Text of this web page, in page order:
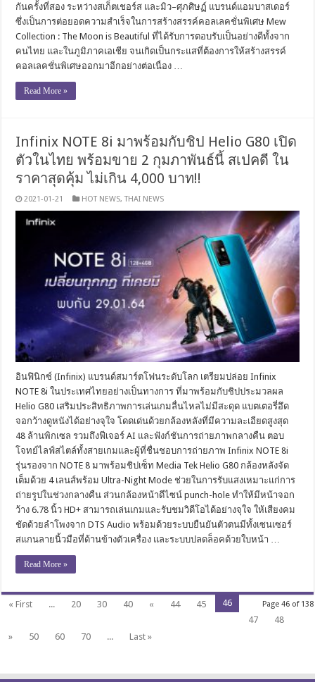
กันครั้งที่สอง ระหว่างสเก็ตเชอร์ส และมิว–ศุภศิษฏ์ แบรนด์แอมบาสเดอร์
ซึ่งเป็นการต่อยอดความสำเร็จในการสร้างสรรค์คอลเลคชั่นพิเศษ Mew
Collection : The Moon is Beautiful ที่ได้รับการตอบรับเป็นอย่างดีทั้งจาก
คนไทย และในภูมิภาคเอเชีย จนเกิดเป็นกระแสที่ต้องการให้สร้างสรรค์
คอลเลคชั่นพิเศษออกมาอีกอย่างต่อเนื่อง …
Read More »
Infinix NOTE 8i มาพร้อมกับชิป Helio G80 เปิด
ตัวในไทย พร้อมขาย 2 กุมภาพันธ์นี้ สเปคดี ใน
ราคาสุดคุ้ม ไม่เกิน 4,000 บาท!!
2021-01-21 HOT NEWS,THAI NEWS
อินฟินิกซ์ (Infinix) แบรนด์สมาร์ตโฟนระดับโลก เตรียมปล่อย Infinix
NOTE 8i ในประเทศไทยอย่างเป็นทางการ ที่มาพร้อมกับชิปประมวลผล
Helio G80 เสริมประสิทธิภาพการเล่นเกมลื่นไหลไม่มีสะดุด แบตเตอรี่อึด
จอกว้างดูหนังได้อย่างจุใจ โดดเด่นด้วยกล้องหลังที่มีความละเอียดสูงสุด
48 ล้านพิกเซล รวมถึงฟีเจอร์ AI และฟังก์ชันการถ่ายภาพกลางคืน ตอบ
โจทย์ไลฟ์สไตล์ทั้งสายเกมและผู้ที่ชื่นชอบการถ่ายภาพ Infinix NOTE 8i
รุ่นรองจาก NOTE 8 มาพร้อมชิปเซ็ท Media Tek Helio G80 กล้องหลังจัด
เต็มด้วย 4 เลนส์พร้อม Ultra-Night Mode ช่วยในการรับแสงเหมาะแก่การ
ถ่ายรูปในช่วงกลางคืน ส่วนกล้องหน้าดีไซน์ punch-hole ทำให้มีหน้าจอก
ว้าง 6.78 นิ้ว HD+ สามารถเล่นเกมและรับชมวิดีโอได้อย่างจุใจ ให้เสียงคม
ชัดด้วยลำโพงจาก DTS Audio พร้อมด้วยระบบยืนยันตัวตนมีทั้งเซนเซอร์
สแกนลายนิ้วมือที่ด้านข้างตัวเครื่อง และระบบปลดล็อคด้วยใบหน้า …
Read More »
Page 46 of 138
« First ... 20 30 40 « 44 45
46
47
48
»
50 60 70 ... Last »